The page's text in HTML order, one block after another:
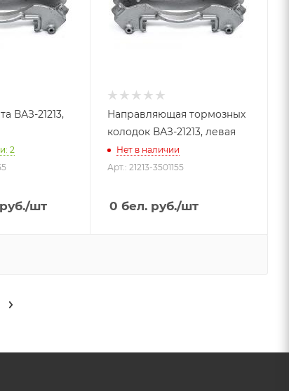
ВАЗ-21213,
2
/шт
Направляющая тормозных
колодок ВАЗ-21213, левая
Нет в наличии
Арт.: 21213-3501155
0 бел. руб./шт